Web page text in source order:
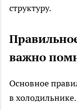
структуру.
важно
Основное
в